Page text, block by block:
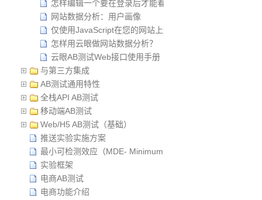
怎样编辑一个要在登录后才能看到Web页面？
网站数据分析：用户画像
仅使用JavaScript在您的网站上运行A / B测试实验
怎样用云眼做网站数据分析？
云眼AB测试Web接口使用手册
与第三方集成
AB测试通用特性
全栈API AB测试
移动端AB测试
Web/H5 AB测试（基础）
推送实验实施方案
最小可检测效应（MDE- Minimum Detectable Effect）
实验框架
电商AB测试
电商功能介绍